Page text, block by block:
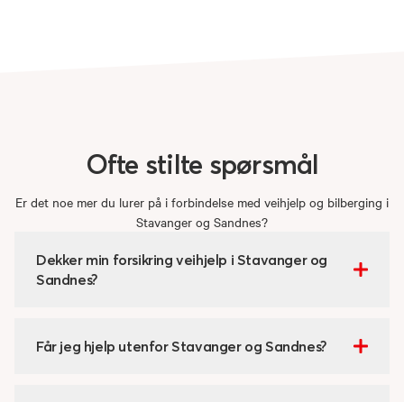
Ofte stilte spørsmål
Er det noe mer du lurer på i forbindelse med veihjelp og bilberging i
Stavanger og Sandnes?
Dekker min forsikring veihjelp i Stavanger og
Sandnes?
Får jeg hjelp utenfor Stavanger og Sandnes?